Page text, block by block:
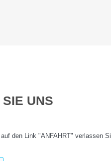
UNS
den Link "ANFAHRT" verlassen